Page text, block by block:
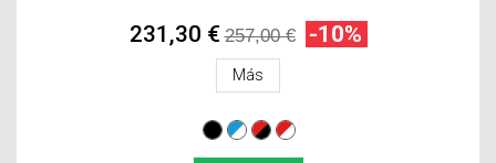
231,30 € 257,00 € -10%
Más